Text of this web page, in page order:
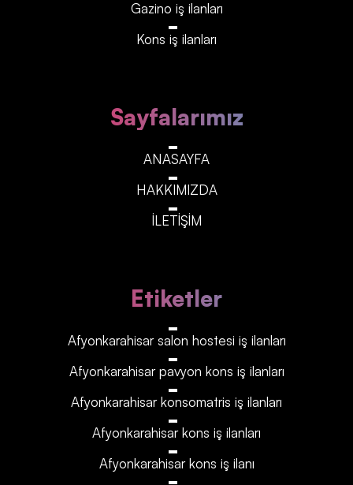
Gazino iş ilanları
Kons iş ilanları
Sayfalarımız
ANASAYFA
HAKKIMIZDA
İLETİŞİM
Etiketler
Afyonkarahisar‎‎‎‎ salon hostesi iş ilanları
Afyonkarahisar‎‎‎‎ pavyon kons iş ilanları
Afyonkarahisar‎‎‎‎ konsomatris iş ilanları
Afyonkarahisar‎‎‎‎ kons iş ilanları
Afyonkarahisar‎‎‎‎ kons iş ilanı